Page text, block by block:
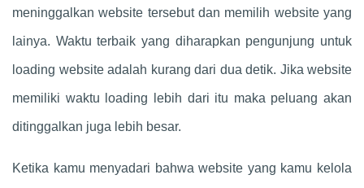
meninggalkan website tersebut dan memilih website yang
lainya. Waktu terbaik yang diharapkan pengunjung untuk
loading website adalah kurang dari dua detik. Jika website
memiliki waktu loading lebih dari itu maka peluang akan
ditinggalkan juga lebih besar.
Ketika kamu menyadari bahwa website yang kamu kelola